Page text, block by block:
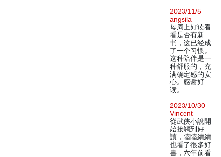
2023/11/5
angsila
每周上好读看
看是否有新
书，这已经成
了一个习惯。
这种陪伴是一
种舒服的，充
满确定感的安
心。感谢好
读。
2023/10/30
Vincent
從武俠小說開
始接觸到好
讀，陸陸續續
也看了很多好
書，六年前看